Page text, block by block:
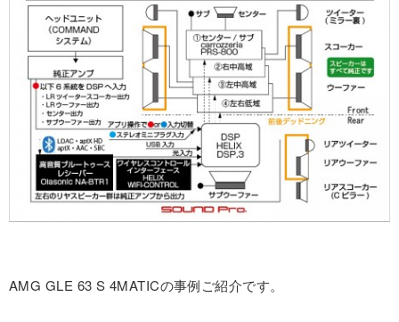
AMG GLE 63 S 4MATICの事例ご紹介です。